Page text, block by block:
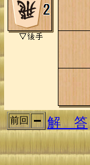
前回 解 答